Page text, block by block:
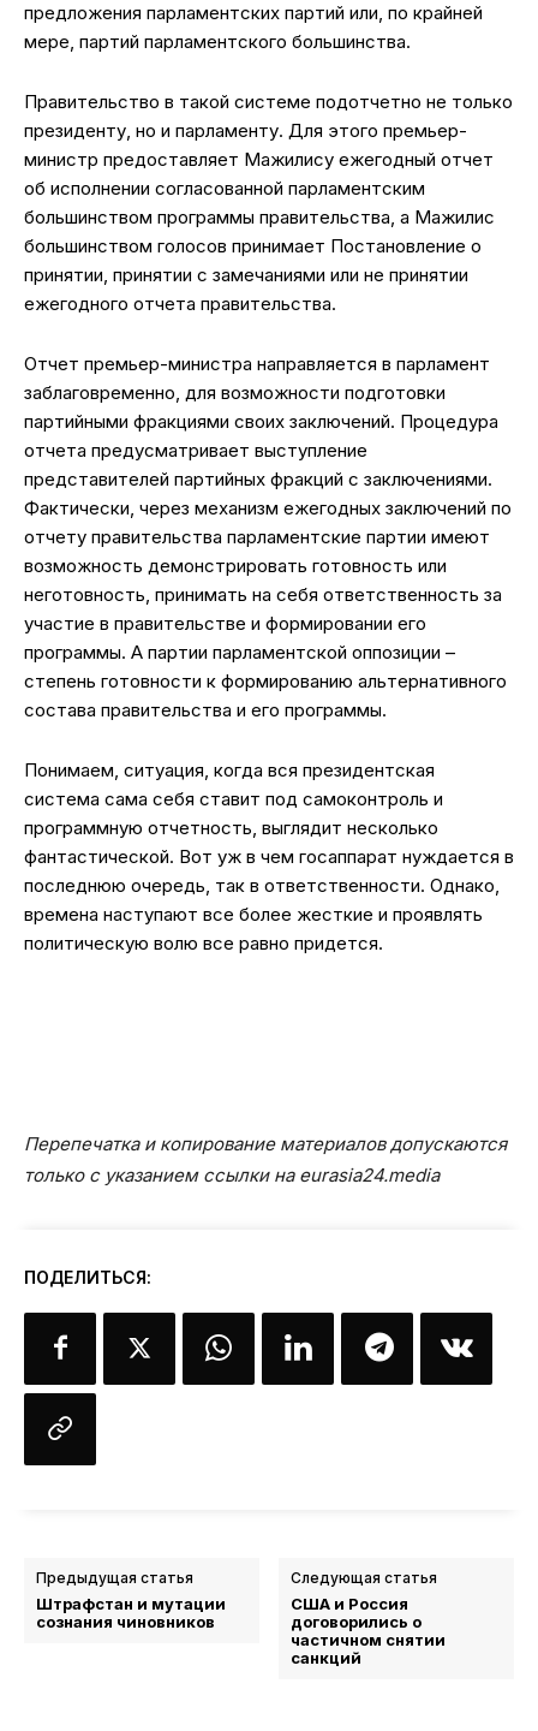
предложения парламентских партий или, по крайней
мере, партий парламентского большинства.
Правительство в такой системе подотчетно не только
президенту, но и парламенту. Для этого премьер-
министр предоставляет Мажилису ежегодный отчет
об исполнении согласованной парламентским
большинством программы правительства, а Мажилис
большинством голосов принимает Постановление о
принятии, принятии с замечаниями или не принятии
ежегодного отчета правительства.
Отчет премьер-министра направляется в парламент
заблаговременно, для возможности подготовки
партийными фракциями своих заключений. Процедура
отчета предусматривает выступление
представителей партийных фракций с заключениями.
Фактически, через механизм ежегодных заключений по
отчету правительства парламентские партии имеют
возможность демонстрировать готовность или
неготовность, принимать на себя ответственность за
участие в правительстве и формировании его
программы. А партии парламентской оппозиции –
степень готовности к формированию альтернативного
состава правительства и его программы.
Понимаем, ситуация, когда вся президентская
система сама себя ставит под самоконтроль и
программную отчетность, выглядит несколько
фантастической. Вот уж в чем госаппарат нуждается в
последнюю очередь, так в ответственности. Однако,
времена наступают все более жесткие и проявлять
политическую волю все равно придется.
Перепечатка и копирование материалов допускаются
только с указанием ссылки на eurasia24.media
ПОДЕЛИТЬСЯ:
Предыдущая статья
Штрафстан и мутации
сознания чиновников
Следующая статья
США и Россия
договорились о
частичном снятии
санкций